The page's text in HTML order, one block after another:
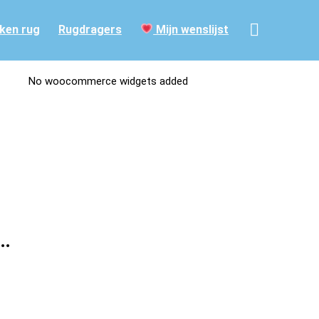
rug Rugdragers Mijn wenslijst
No woocommerce widgets added